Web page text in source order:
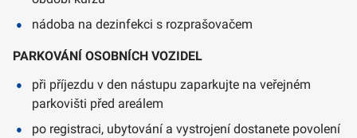
nádoba na dezinfekci s rozprašovačem
PARKOVÁNÍ OSOBNÍCH VOZIDEL
při příjezdu v den nástupu zaparkujte na veřejném
parkovišti před areálem
po registraci, ubytování a vystrojení dostanete povolení